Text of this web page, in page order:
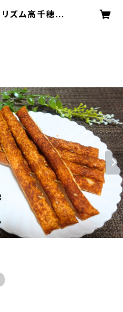
ズム高千穂郷